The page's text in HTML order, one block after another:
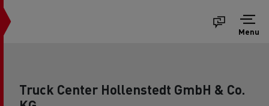
Menu
Truck Center Hollenstedt GmbH & Co.